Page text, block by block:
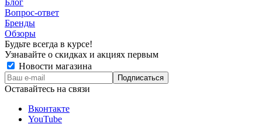
Блог
Вопрос-ответ
Бренды
Обзоры
Будьте всегда в курсе!
Узнавайте о скидках и акциях первым
Новости магазина
Оставайтесь на связи
Вконтакте
YouTube